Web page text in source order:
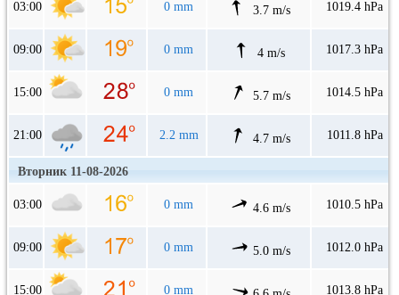
03:00 0 mm 3.7 m/s 1019.4 hPa
09:00 0 mm 4 m/s 1017.3 hPa
15:00 0 mm 5.7 m/s 1014.5 hPa
21:00 2.2 mm 4.7 m/s 1011.8 hPa
Вторник 11-08-2026
03:00 0 mm 4.6 m/s 1010.5 hPa
09:00 0 mm 5.0 m/s 1012.0 hPa
15:00 0 mm 1013.8 hPa